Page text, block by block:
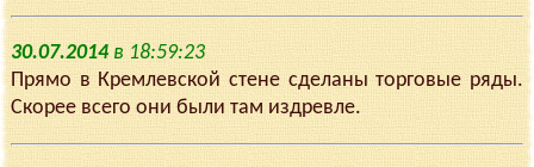
30.07.2014в 18:59:23
Прямо в Кремлевской стене сделаны торговые ряды.
Скорее всего они были там издревле.